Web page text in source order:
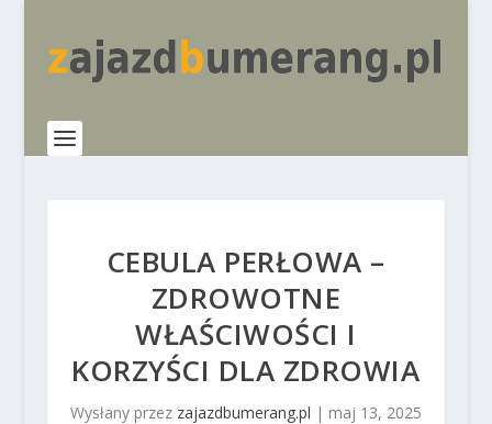
CEBULA PERŁOWA –
ZDROWOTNE
WŁAŚCIWOŚCI I
KORZYŚCI DLA ZDROWIA
Wysłany przez zajazdbumerang.pl | maj 13, 2025